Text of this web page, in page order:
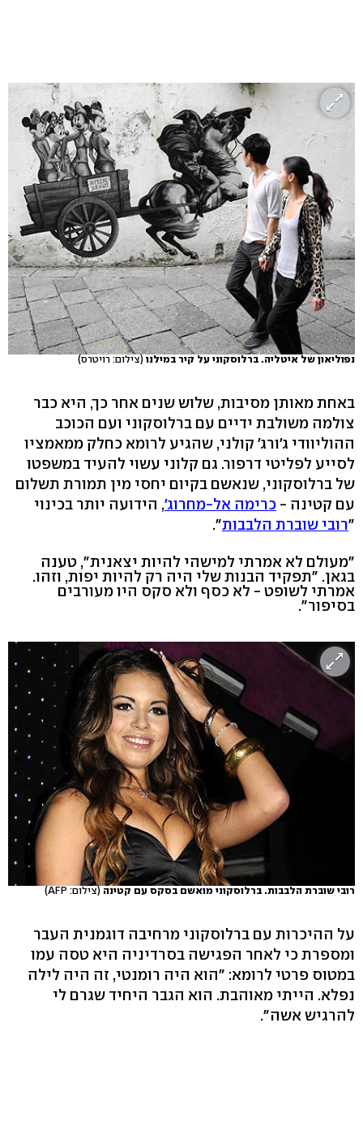
נפוליאון של איטליה. ברלוסקוני על קיר במילנו (צילום: רויטרס)
באחת מאותן מסיבות, שלוש שנים אחר כך, היא כבר
צולמה משולבת ידיים עם ברלוסקוני ועם הכוכב
ההוליוודי ג'ורג' קולני, שהגיע לרומא כחלק ממאמציו
לסייע לפליטי דרפור. גם קלוני עשוי להעיד במשפטו
של ברלוסקוני, שנאשם בקיום יחסי מין תמורת תשלום
עם קטינה - כרימה אל-מחרוג', הידועה יותר בכינוי
"רובי שוברת הלבבות".
"מעולם לא אמרתי למישהי להיות יצאנית", טענה
בגאן. "תפקיד הבנות שלי היה רק להיות יפות, וזהו.
אמרתי לשופט - לא כסף ולא סקס היו מעורבים
בסיפור".
רובי שוברת הלבבות. ברלוסקוני מואשם בסקס עם קטינה (צילום: AFP)
על ההיכרות עם ברלוסקוני מרחיבה דוגמנית העבר
ומספרת כי לאחר הפגישה בסרדיניה היא טסה עמו
במטוס פרטי לרומא: "הוא היה רומנטי, זה היה לילה
נפלא. הייתי מאוהבת. הוא הגבר היחיד שגרם לי
להרגיש אשה".